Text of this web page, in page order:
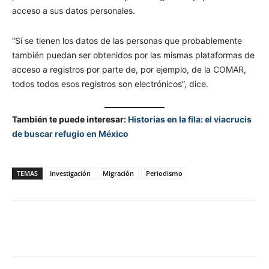
acceso a sus datos personales.
“Sí se tienen los datos de las personas que probablemente
también puedan ser obtenidos por las mismas plataformas de
acceso a registros por parte de, por ejemplo, de la COMAR,
todos todos esos registros son electrónicos”, dice.
También te puede interesar:Historias en la fila: el viacrucis
de buscar refugio en México
TEMAS Investigación Migración Periodismo